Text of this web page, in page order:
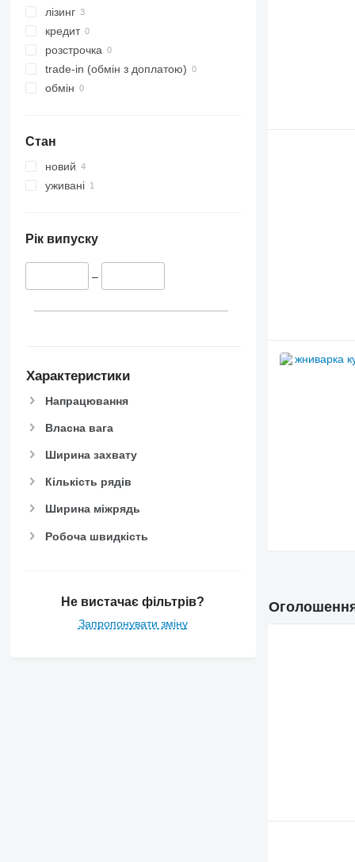
лізинг
кредит
розстрочка
trade-in (обмін з доплатою)
обмін
Стан
новий
уживані
Рік випуску
–
Характеристики
Напрацювання
Власна вага
Ширина захвату
Кількість рядів
Ширина міжрядь
Робоча швидкість
Не вистачає фільтрів?
Запропонувати зміну
Оголошення